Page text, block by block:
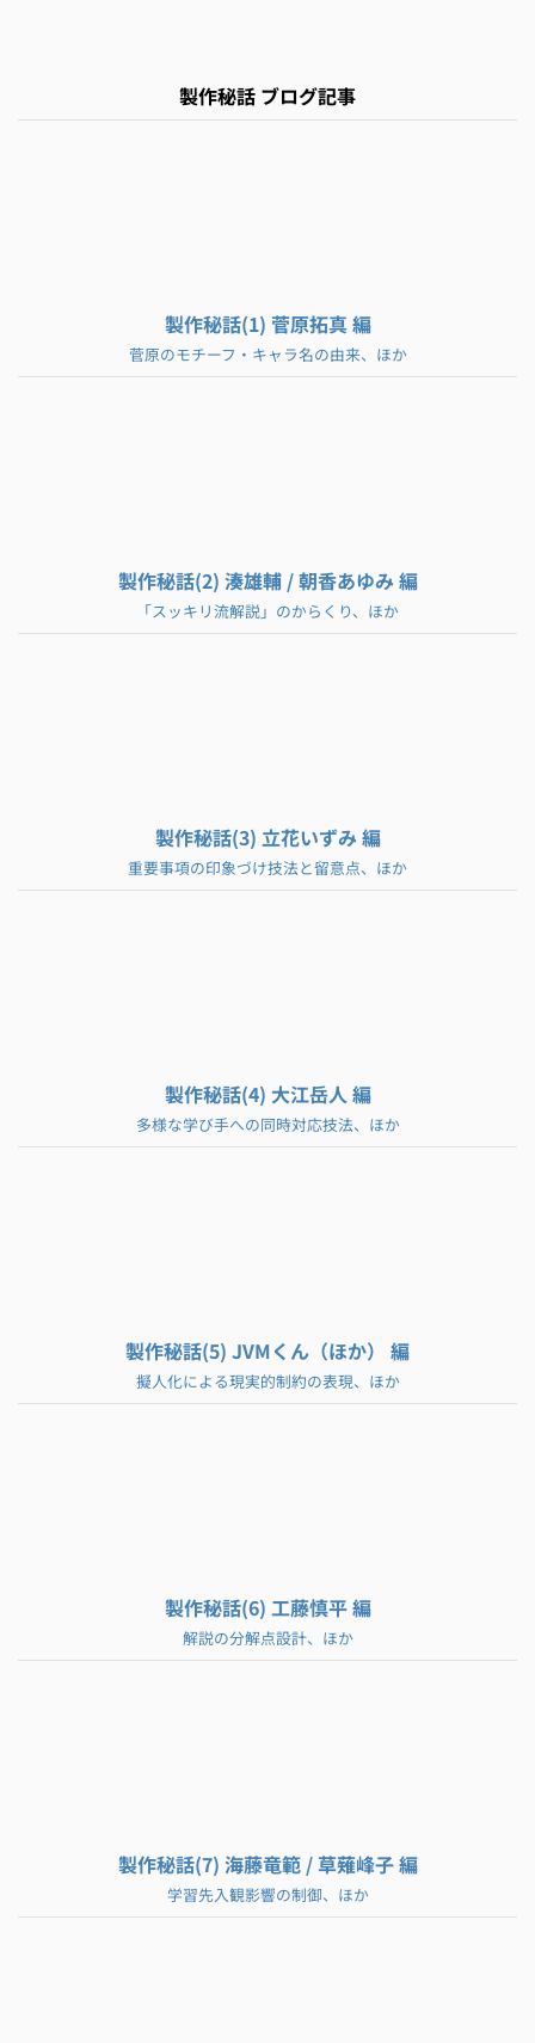
製作秘話 ブログ記事
製作秘話(1) 菅原拓真 編
菅原のモチーフ・キャラ名の由来、ほか
製作秘話(2) 湊雄輔 / 朝香あゆみ 編
「スッキリ流解説」のからくり、ほか
製作秘話(3) 立花いずみ 編
重要事項の印象づけ技法と留意点、ほか
製作秘話(4) 大江岳人 編
多様な学び手への同時対応技法、ほか
製作秘話(5) JVMくん（ほか） 編
擬人化による現実的制約の表現、ほか
製作秘話(6) 工藤慎平 編
解説の分解点設計、ほか
製作秘話(7) 海藤竜範 / 草薙峰子 編
学習先入観影響の制御、ほか